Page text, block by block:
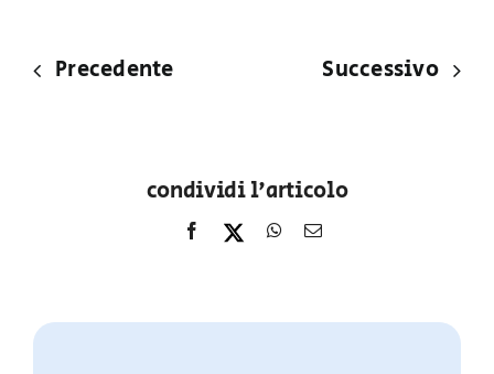
Precedente Successivo
condividi l'articolo